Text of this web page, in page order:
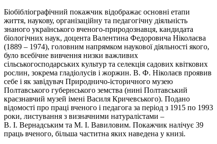
Біобібліографічний покажчик відображає основні етапи
життя, наукову, організаційну та педагогічну діяльність
знаного українського вченого-природознавця, кандидата
біологічних наук, доцента Валентина Федоровича Ніколаєва
(1889 – 1974), головним напрямком наукової діяльності якого,
було всебічне вивчення низки важливих
сільськогосподарських культур та селекція садових квіткових
рослин, зокрема гладіолусів і жоржин. В. Ф. Ніколаєв проявив
себе і як завідувач Природничо-історичного музею
Полтавського губернського земства (нині Полтавський
краєзнавчий музей імені Василя Кричевського). Подано
відомості про праці вченого і педагога за період з 1915 по 1993
роки, листування з визначними натуралістами –
В. І. Вернадським та М. І. Вавиловим. Покажчик налічує 39
праць вченого, більша частитна яких наведена у книзі.